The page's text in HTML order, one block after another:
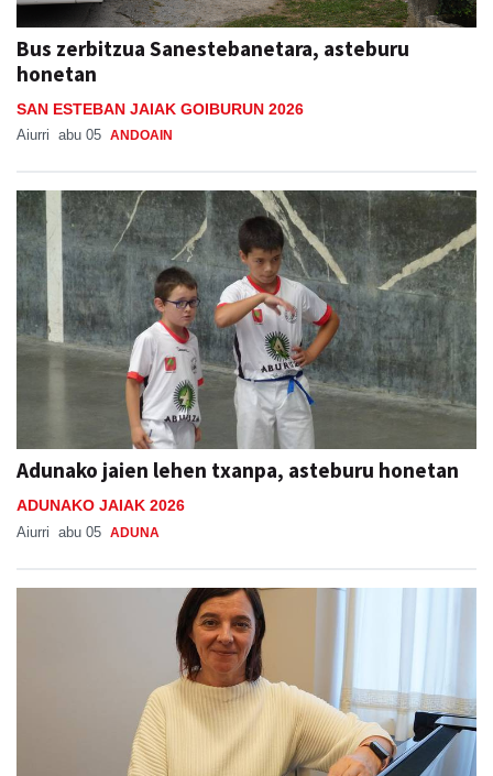
honetan
SAN ESTEBAN JAIAK GOIBURUN 2026
Adunako jaien lehen txanpa, asteburu honetan
abu 05